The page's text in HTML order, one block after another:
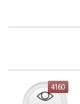
4160